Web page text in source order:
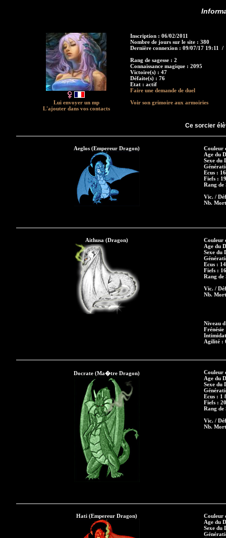
Lui envoyer un mp
L'ajouter dans vos contacts
Inscription : 06/02/2011
Nombre de jours sur le site : 380
Dernière connexion : 09/07/17 19:11 /
Rang de sagesse : 2
Connaissance magique : 2095
Victoire(s) : 47
Défaite(s) : 76
Etat : actif
Faire une demande de duel
Voir son grimoire aux armoiries
Ce sorcier
Aeglos (Empereur Dragon)
Couleur
Age du
Sexe du
Ecus :
Fiefs :
Rang de
Vic. /
Nb.
Aithusa (Dragon)
Couleur
Age du
Sexe du
Ecus :
Fiefs :
Rang de
Vic. /
Nb.
Niveau
Frénésie
Agilité :
Docrate (Ma�tre Dragon)
Couleur
Age du
Sexe du
Ecus : 1
Fiefs :
Rang de
Vic. /
Nb.
Hati (Empereur Dragon)
Couleur
Age du
Sexe du